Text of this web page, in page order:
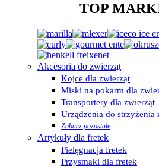
TOP
Akcesoria do zwierząt
Kojce dla zwierząt
Miski na pokarm dla
Transportery dla zwierząt
Urządzenia do strzyżenia
Zobacz pozostałe
Artykuły dla fretek
Pielęgnacja fretek
Przysmaki dla fretek